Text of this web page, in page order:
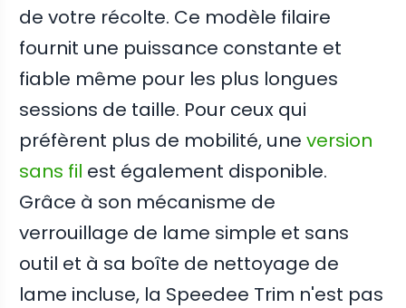
de votre récolte. Ce modèle filaire
fournit une puissance constante et
fiable même pour les plus longues
sessions de taille. Pour ceux qui
préfèrent plus de mobilité, uneversion
sans fil est également disponible.
Grâce à son mécanisme de
verrouillage de lame simple et sans
outil et à sa boîte de nettoyage de
lame incluse, la Speedee Trim n'est pas